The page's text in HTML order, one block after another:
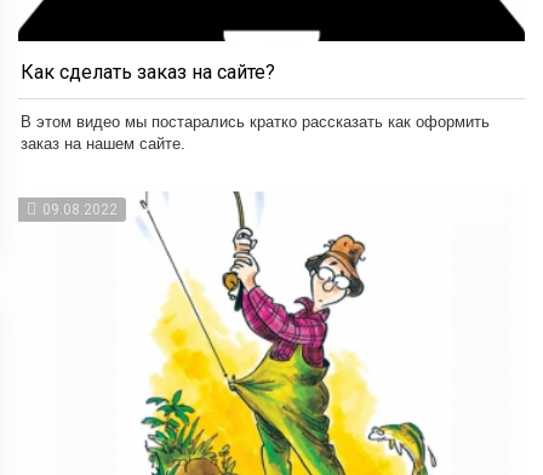
Как сделать заказ на сайте?
В этом видео мы постарались кратко рассказать как оформить
заказ на нашем сайте.
09.08.2022